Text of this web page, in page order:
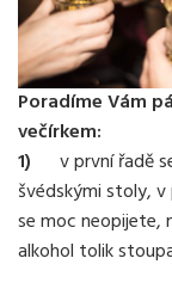
Poradíme Vám
večírkem:
1) v první řadě
švédskými stoly,
se moc neopijete,
alkohol tolik